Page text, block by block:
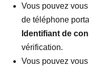
Vous pouvez
de téléphone
Identifiant de
vérification.
Vous pouvez